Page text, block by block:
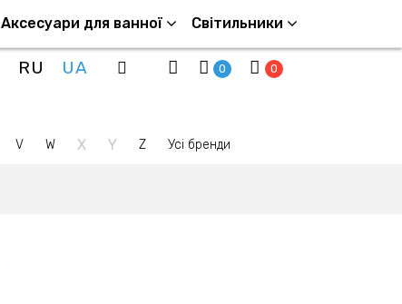
RU UA 0 0
Аксесуари для ванної Світильники
V W X Y Z Усі бренди